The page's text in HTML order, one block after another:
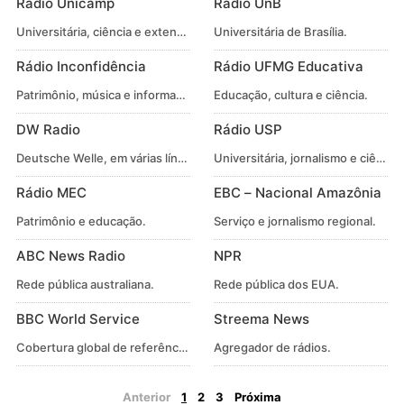
Universitária, ciência e extensão.
Rádio Inconfidência
Patrimônio, música e informação.
DW Radio
Deutsche Welle, em várias línguas.
Rádio MEC
Patrimônio e educação.
ABC News Radio
Rede pública australiana.
BBC World Service
Cobertura global de referência.
Universitária de Brasília.
Rádio UFMG Educativa
Educação, cultura e ciência.
Rádio USP
Universitária, jornalismo e ciência.
EBC – Nacional Amazônia
Serviço e jornalismo regional.
NPR
Rede pública dos EUA.
Streema News
Agregador de rádios.
Anterior 1 2 3 Próxima